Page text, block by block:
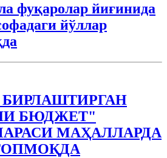
фуқаролар йиғинида
йўллар
БЮДЖEТ"
МАҲАЛЛАРДА